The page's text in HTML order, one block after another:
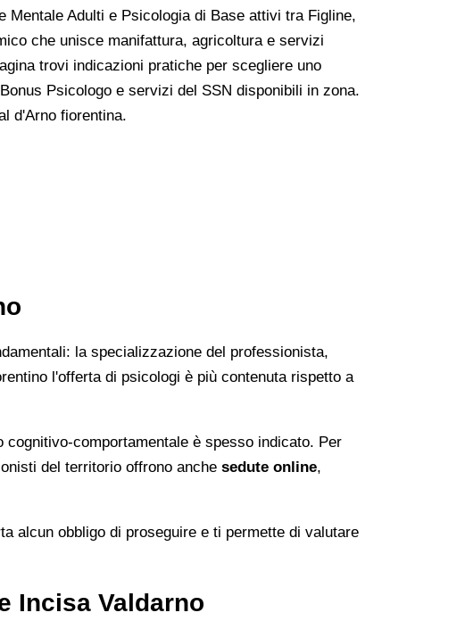
Adulti e Psicologia di Base attivi tra Figline,
che unisce manifattura, agricoltura e servizi
trovi indicazioni pratiche per scegliere uno
Psicologo e servizi del SSN disponibili in zona.
d'Arno fiorentina.
la specializzazione del professionista,
l'offerta di psicologi è più contenuta rispetto a
cognitivo-comportamentale è spesso indicato. Per
del territorio offrono anche sedute online,
alcun obbligo di proseguire e ti permette di valutare
Incisa Valdarno